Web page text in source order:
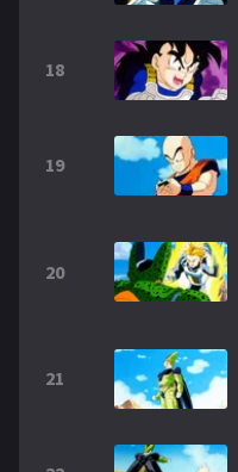
18
19
20
21